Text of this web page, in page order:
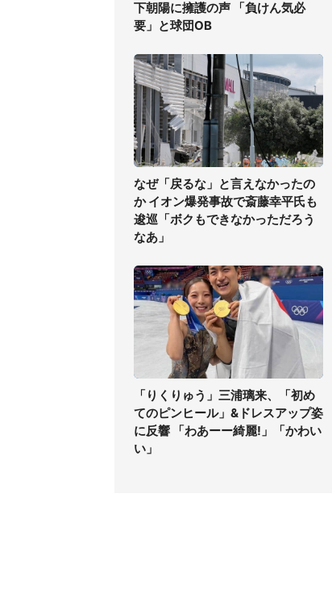
下朝陽に擁護の声 「負けん気必
要」と球団OB
なぜ「戻るな」と言えなかったの
か イオン爆発事故で斎藤幸平氏も
逡巡「ボクもできなかっただろう
なあ」
「りくりゅう」三浦璃来、「初め
てのピンヒール」&ドレスアップ姿
に反響 「わあーー綺麗!」「かわい
い」